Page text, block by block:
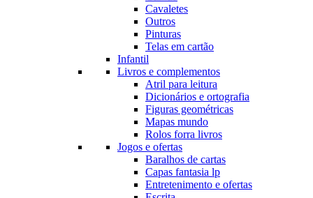
Cavaletes
Outros
Pinturas
Telas em cartão
Infantil
Livros e complementos
Atril para leitura
Dicionários e ortografia
Figuras geométricas
Mapas mundo
Rolos forra livros
Jogos e ofertas
Baralhos de cartas
Capas fantasia lp
Entretenimento e ofertas